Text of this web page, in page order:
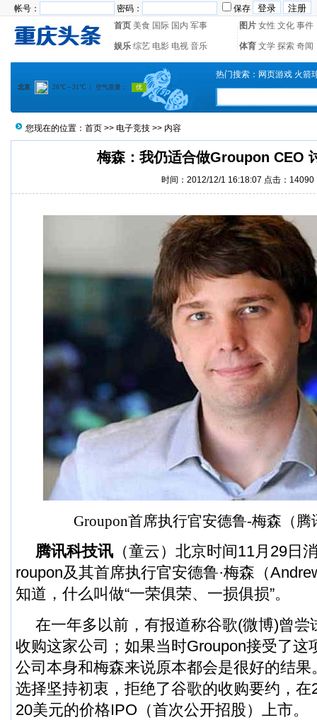
帐号： 密码：
保存
首页 美食 国际 国内 军事 图片 女性 文化 事件
娱乐 综艺 电影 电视 音乐 体育 文学 探索 奇闻
热门搜索： 网页游戏 火箭
您现在的位置： 首页 >> 电子竞技 >> 内容
梅森：我仍适合做Groupon CEO
时间：2012/12/1 16:18:07 点击：14090
Groupon首席执行官安德鲁-梅森（腾
腾讯科技讯 （童云）北京时间11月29日
roupon及其首席执行官安德鲁·梅森（
知道，什么叫做“一荣俱荣、一损俱损”。
在一年多以前，有报道称谷歌(微博)曾尝
收购这家公司；如果当时Groupon接受了这
公司本身和梅森来说原本都会是很好的结果
选择坚持初衷，拒绝了谷歌的收购要约，
20美元的价格IPO（首次公开招股）上市。